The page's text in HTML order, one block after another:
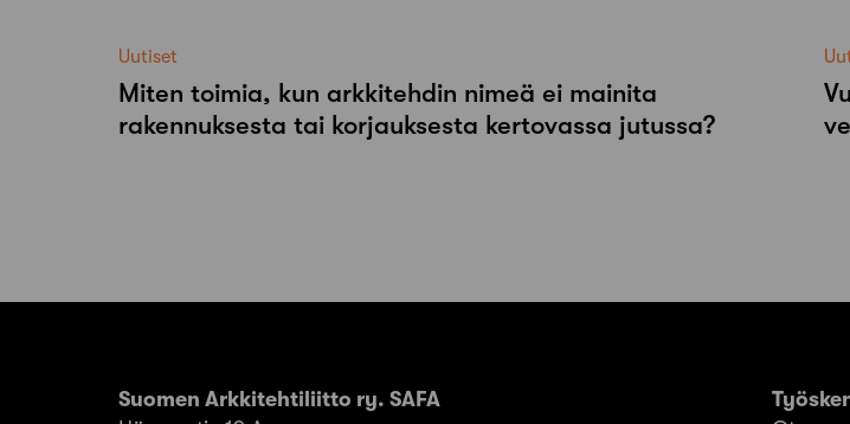
Uutiset
Miten toimia, kun arkkitehdin nimeä ei mainita
rakennuksesta tai korjauksesta kertovassa jutussa?
Suomen Arkkitehtiliitto ry. SAFA